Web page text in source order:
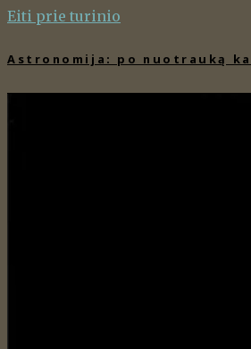
Eiti prie turinio
Astronomija: po nuotrauką